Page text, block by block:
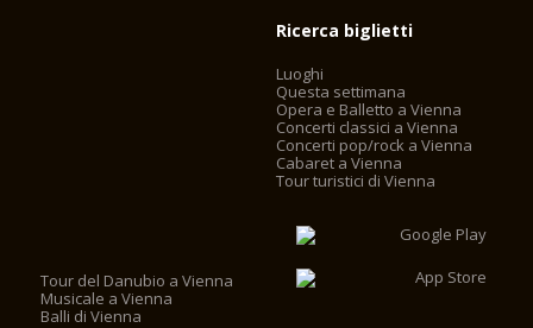
Ricerca biglietti
Luoghi
Questa settimana
Opera e Balletto a Vienna
Concerti classici a Vienna
Concerti pop/rock a Vienna
Cabaret a Vienna
Tour turistici di Vienna
Tour del Danubio a Vienna
Musicale a Vienna
Balli di Vienna